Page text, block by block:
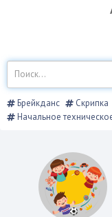
Брейкданс Скрипка
Начальное